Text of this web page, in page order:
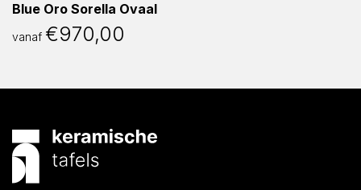
Blue Oro Sorella Ovaal
vanaf €970,00